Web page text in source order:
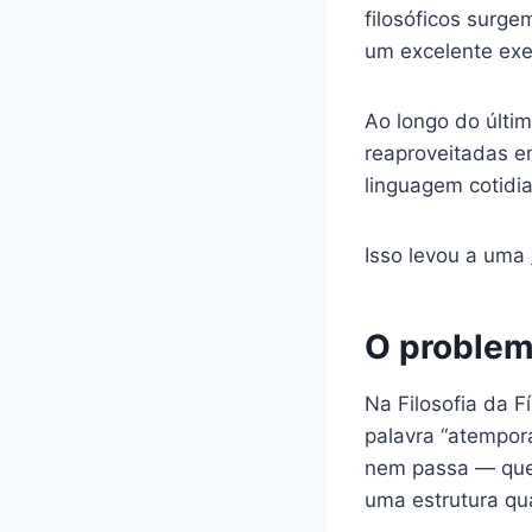
filosóficos
um excelente
Ao longo do
reaproveitadas
linguagem
Isso levou a uma
O
Na Filosofia da
palavra
nem passa —
uma estrutura